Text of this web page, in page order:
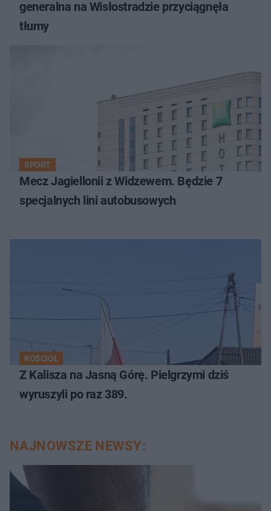
generalna na Wisłostradzie przyciągnęła
tłumy
SPORT
Mecz Jagiellonii z Widzewem. Będzie 7
specjalnych lini autobusowych
KOŚCIÓŁ
Z Kalisza na Jasną Górę. Pielgrzymi dziś
wyruszyli po raz 389.
NAJNOWSZE NEWSY: